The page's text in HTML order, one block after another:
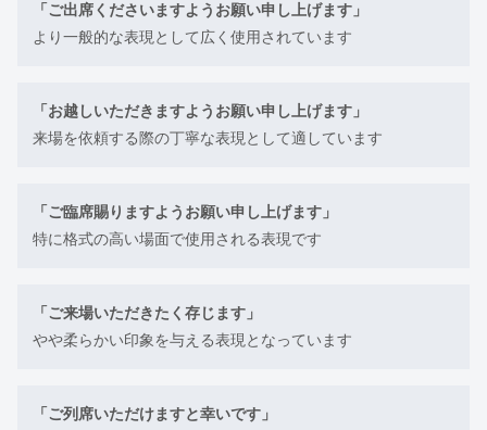
「ご出席くださいますようお願い申し上げます」
より一般的な表現として広く使用されています
「お越しいただきますようお願い申し上げます」
来場を依頼する際の丁寧な表現として適しています
「ご臨席賜りますようお願い申し上げます」
特に格式の高い場面で使用される表現です
「ご来場いただきたく存じます」
やや柔らかい印象を与える表現となっています
「ご列席いただけますと幸いです」